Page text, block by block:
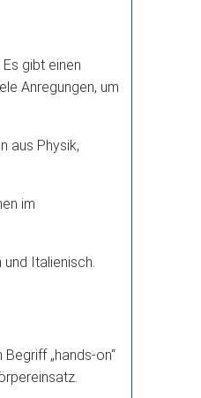
gibt einen
Anregungen, um
aus Physik,
im
Italienisch.
„hands-on“